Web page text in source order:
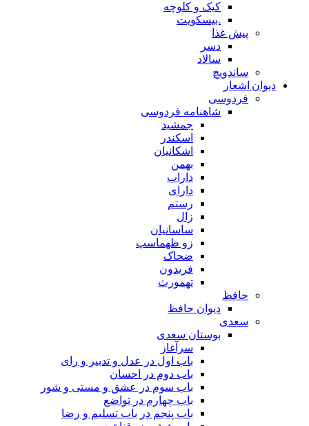
کیک و کلوچه
.بیسکویت
پیش غذا
دسر
سالاد
ساندویچ
دیوان اشعار
فردوسی
شاهنامه فردوسی
جمشید
اسکندر
اشکانیان
بهمن
داراب
دارای
رستم
زال
ساسانیان
زو طهماسپ‏
ضحاک
فریدون
تهمورث
حافظ
دیوان حافظ
سعدی
بوستان سعدی
سرآغاز
باب اول در عدل و تدبیر و رای
باب دوم در احسان
باب سوم در عشق و مستی و شور
باب چهارم در تواضع
باب پنجم در باب تسلیم و رضا